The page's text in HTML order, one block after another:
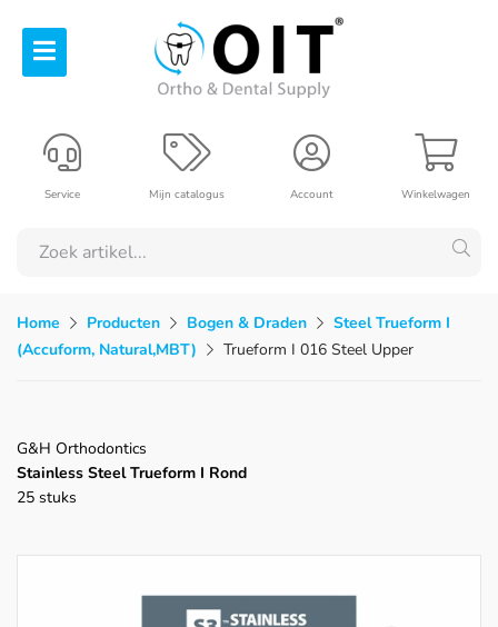
Winkelwagen
Account
Mijn catalogus
Service
Home Producten Bogen & Draden
Steel Trueform I
(Accuform, Natural,MBT)
Trueform I 016 Steel Upper
G&H Orthodontics
Stainless Steel Trueform I Rond
25 stuks